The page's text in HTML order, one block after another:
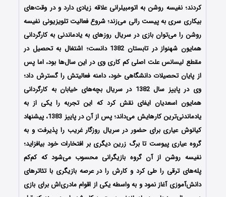
کردند؛ نفیسه روشن به اتومبیلرانی علاقه زیادی دارد و در وقت‌های
بیکاری سری به پیست رالی می‌زند؛ شروع فعالیت تلویزیونی نفیسه
روشن را می‌توان بازی در سریال روزهای به یادماندنی به کارگردانی
همایون شهنواز در تابستان 1382 دانست؛ اشتغال به تحصیل در
مقطع لیسانس علت اصلی کم کاری وی در این سال‌ها بود، اما پس
از پایان تحصیلات دانشگاهی خود، دامنه فعالیتش را گسترش داد؛
وی در پاییز سال 1382 در سریال بچه‌های خیابان به کارگردانی
همایون اسعدیان ایفای نقش کرد که این تجربه را یکی از به
یادماندنی‌ترین کارهایش می‌داند؛ پس از آن در پاییز 1383، پیشنهاد
کیانوش عیاری برای حضور در سریال روزگار غریب را پذیرفت و به
گروه عیاری پیوست تا برگ زرین دیگری بر افتخارات خود بیافزاید؛
نفیسه روشن از آن گروه بازیگرانی محسوب می‌شود که کم‌کم
پله‌های ترقی را طی کرد و کارش را در عرصه بازیگری با تئاترهای
دانش‌آموزی آغاز نمود و به واسطه یکی از اقوام مادری‌اش برای بازی